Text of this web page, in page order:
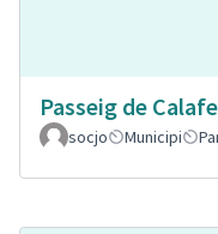
Passeig de
socjo
Municipi